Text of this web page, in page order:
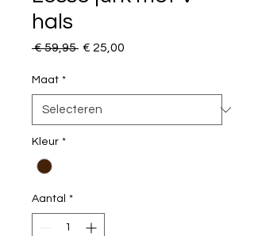
hals
€ 59,95 Normale
€ 25,00
Maat *
Kleur *
Aantal *